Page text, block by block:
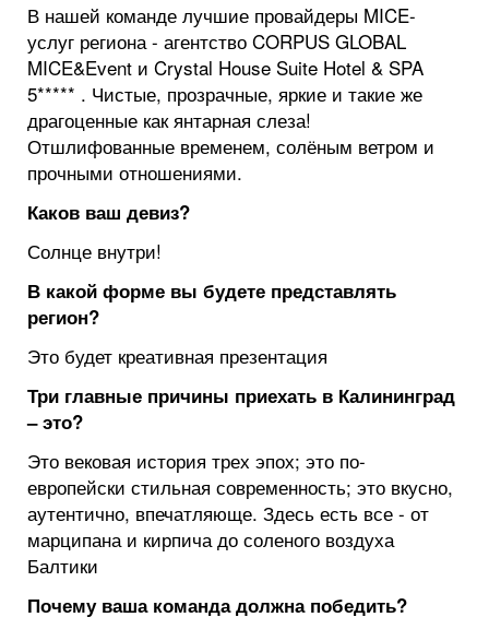
В нашей команде лучшие провайдеры MICE-
услуг региона - агентство CORPUS GLOBAL
MICE&Event и Crystal House Suite Hotel & SPA
5***** . Чистые, прозрачные, яркие и такие же
драгоценные как янтарная слеза!
Отшлифованные временем, солёным ветром и
прочными отношениями.
Каков ваш девиз?
Солнце внутри!
В какой форме вы будете представлять
регион?
Это будет креативная презентация
Три главные причины приехать в Калининград
– это?
Это вековая история трех эпох; это по-
европейски стильная современность; это вкусно,
аутентично, впечатляюще. Здесь есть все - от
марципана и кирпича до соленого воздуха
Балтики
Почему ваша команда должна победить?